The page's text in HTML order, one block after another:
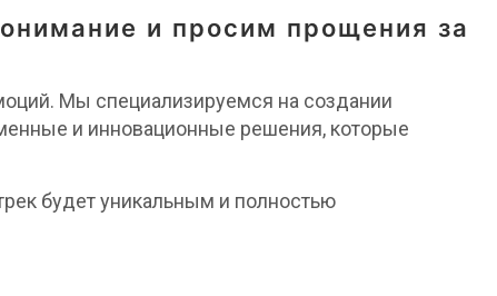
и просим прощения за
Мы специализируемся на создании
и инновационные решения, которые
будет уникальным и полностью